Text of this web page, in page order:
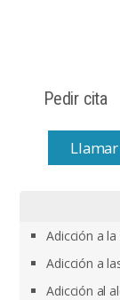
Pedir cita
Llamar
Adicción a la
Adicción a
Adicción al